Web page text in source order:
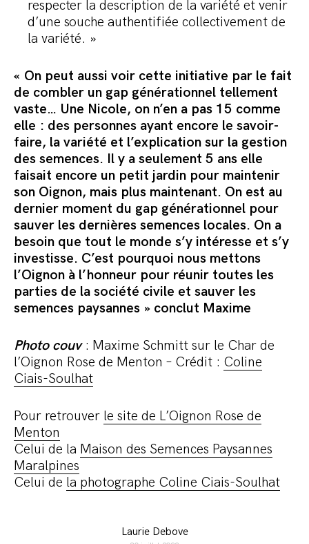
respecter la description de la variété et venir
d’une souche authentifiée collectivement de
la variété. »
« On peut aussi voir cette initiative par le fait
de combler un gap générationnel tellement
vaste… Une Nicole, on n’en a pas 15 comme
elle : des personnes ayant encore le savoir-
faire, la variété et l’explication sur la gestion
des semences. Il y a seulement 5 ans elle
faisait encore un petit jardin pour maintenir
son Oignon, mais plus maintenant. On est au
dernier moment du gap générationnel pour
sauver les dernières semences locales. On a
besoin que tout le monde s’y intéresse et s’y
investisse. C’est pourquoi nous mettons
l’Oignon à l’honneur pour réunir toutes les
parties de la société civile et sauver les
semences paysannes » conclut Maxime
Photo couv : Maxime Schmitt sur le Char de
l’Oignon Rose de Menton – Crédit : Coline
Ciais-Soulhat
Pour retrouver le site de L’Oignon Rose de
Menton
Celui de la Maison des Semences Paysannes
Maralpines
Celui de la photographe Coline Ciais-Soulhat
Laurie Debove